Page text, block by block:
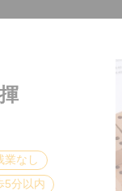
業なし
5分以内